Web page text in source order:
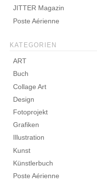
JITTER Magazin
Poste Aérienne
KATEGORIEN
ART
Buch
Collage Art
Design
Fotoprojekt
Grafiken
Illustration
Kunst
Künstlerbuch
Poste Aérienne